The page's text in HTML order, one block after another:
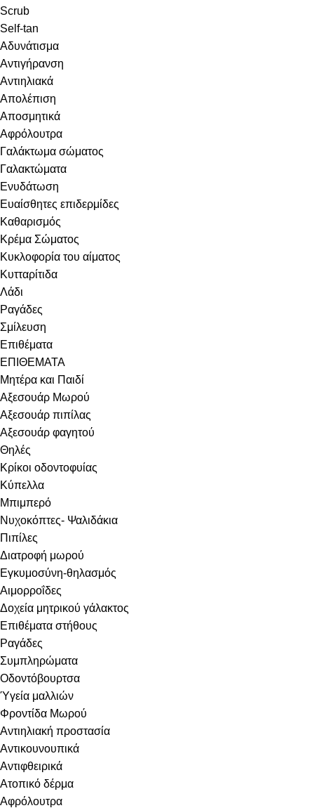
Scrub
Self-tan
Αδυνάτισμα
Αντιγήρανση
Αντιηλιακά
Απολέπιση
Αποσμητικά
Αφρόλουτρα
Γαλάκτωμα σώματος
Γαλακτώματα
Ενυδάτωση
Ευαίσθητες επιδερμίδες
Καθαρισμός
Κρέμα Σώματος
Κυκλοφορία του αίματος
Κυτταρίτιδα
Λάδι
Ραγάδες
Σμίλευση
Επιθέματα
ΕΠΙΘΕΜΑΤΑ
Μητέρα και Παιδί
Αξεσουάρ Μωρού
Αξεσουάρ πιπίλας
Αξεσουάρ φαγητού
Θηλές
Κρίκοι οδοντοφυίας
Κύπελλα
Μπιμπερό
Νυχοκόπτες- Ψαλιδάκια
Πιπίλες
Διατροφή μωρού
Εγκυμοσύνη-θηλασμός
Αιμορροΐδες
Δοχεία μητρικού γάλακτος
Επιθέματα στήθους
Ραγάδες
Συμπληρώματα
Οδοντόβουρτσα
Ύγεία μαλλιών
Φροντίδα Μωρού
Αντιηλιακή προστασία
Αντικουνουπικά
Αντιφθειρικά
Ατοπικό δέρμα
Αφρόλουτρα